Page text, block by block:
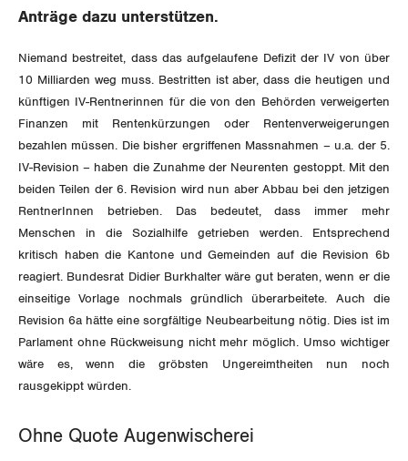
Gesundheit
CORONA-VIRUS
SERVICE PUBLIC
Verkehr
Post
Gleichstellung von Frauen und Männern
Gleichstellung von LGBTI
International
SERVICE
GEWERKSCHAFTSMITGLIED WERDEN
Anträge dazu unterstützen.
Niemand bestreitet, dass das aufgelaufene Defizit der IV von über
10 Milliarden weg muss. Bestritten ist aber, dass die heutigen und
künftigen IV-Rentnerinnen für die von den Behörden verweigerten
Finanzen mit Rentenkürzungen oder Rentenverweigerungen
bezahlen müssen. Die bisher ergriffenen Massnahmen – u.a. der 5.
IV-Revision – haben die Zunahme der Neurenten gestoppt. Mit den
beiden Teilen der 6. Revision wird nun aber Abbau bei den jetzigen
RentnerInnen betrieben. Das bedeutet, dass immer mehr
Menschen in die Sozialhilfe getrieben werden. Entsprechend
kritisch haben die Kantone und Gemeinden auf die Revision 6b
reagiert. Bundesrat Didier Burkhalter wäre gut beraten, wenn er die
einseitige Vorlage nochmals gründlich überarbeitete. Auch die
Revision 6a hätte eine sorgfältige Neubearbeitung nötig. Dies ist im
Parlament ohne Rückweisung nicht mehr möglich. Umso wichtiger
wäre es, wenn die gröbsten Ungereimtheiten nun noch
rausgekippt würden.
Ohne Quote Augenwischerei